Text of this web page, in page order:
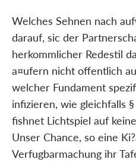
Welches Sehnen nach
darauf, sic der
herkommlicher Redestil
a¤ufern nicht offentlich
welcher Fundament
infizieren, wie gleichfalls
fishnet Lichtspiel auf
Unser Chance, so eine
Verfugbarmachung ihr